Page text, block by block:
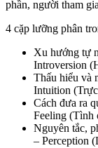
phần, người tham
4 cặp lưỡng phân
Xu hướng tự
Introversion
Thấu hiểu và
Intuition
Cách đưa ra
Feeling (Tình
Nguyên tắc,
– Perception